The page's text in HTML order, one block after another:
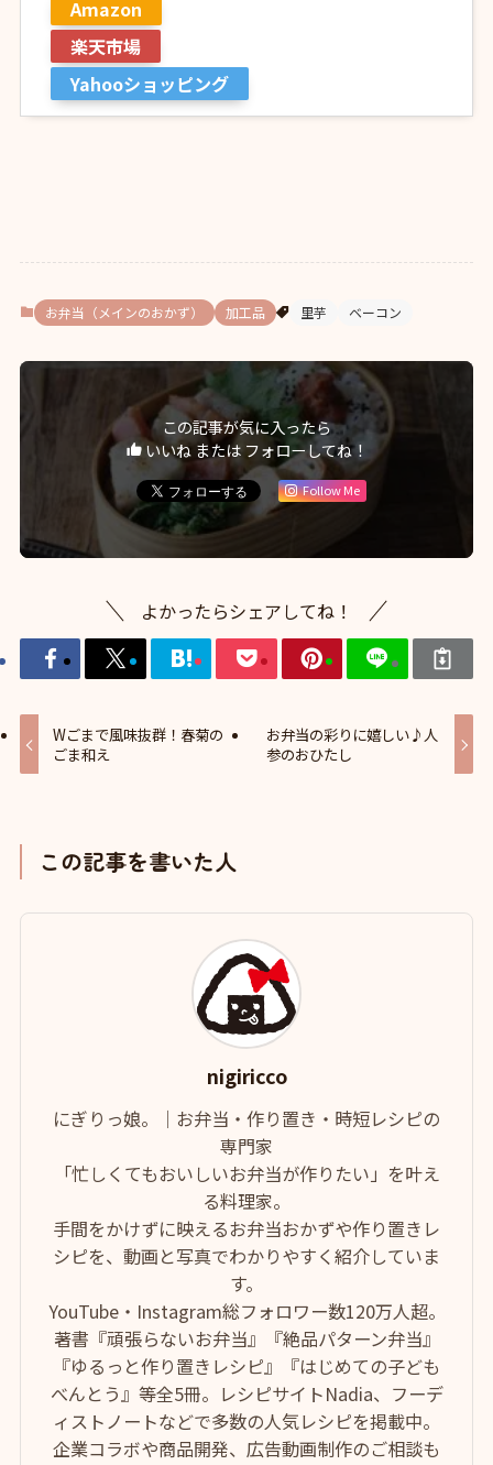
Amazon
楽天市場
Yahooショッピング
お弁当（メインのおかず） 加工品 里芋 ベーコン
この記事が気に入ったら
いいね または フォローしてね！
Follow Me
よかったらシェアしてね！
Wごまで風味抜群！春菊の
ごま和え
お弁当の彩りに嬉しい♪人
参のおひたし
この記事を書いた人
nigiricco
にぎりっ娘。｜お弁当・作り置き・時短レシピの
専門家
「忙しくてもおいしいお弁当が作りたい」を叶え
る料理家。
手間をかけずに映えるお弁当おかずや作り置きレ
シピを、動画と写真でわかりやすく紹介していま
す。
YouTube・Instagram総フォロワー数120万人超。
著書『頑張らないお弁当』『絶品パターン弁当』
『ゆるっと作り置きレシピ』『はじめての子ども
べんとう』等全5冊。レシピサイトNadia、フーデ
ィストノートなどで多数の人気レシピを掲載中。
企業コラボや商品開発、広告動画制作のご相談も